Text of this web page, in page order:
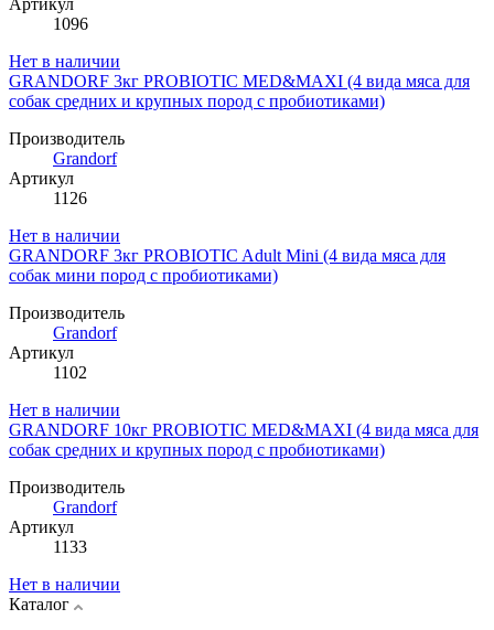
1096
Нет в наличии
GRANDORF 3кг PROBIOTIC MED&MAXI (4 вида мяса для
собак средних и крупных пород с пробиотиками)
Производитель
Grandorf
Артикул
1126
Нет в наличии
GRANDORF 3кг PROBIOTIC Adult Mini (4 вида мяса для
собак мини пород с пробиотиками)
Производитель
Grandorf
Артикул
1102
Нет в наличии
GRANDORF 10кг PROBIOTIC MED&MAXI (4 вида мяса для
собак средних и крупных пород с пробиотиками)
Производитель
Grandorf
Артикул
1133
Нет в наличии
Каталог